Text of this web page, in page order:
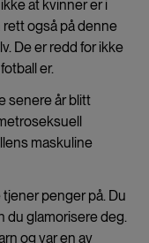
at kvinner er i
også på denne
De er redd for ikke
er.
senere år blitt
maskuline
penger på. Du
du glamorisere deg.
og var en av